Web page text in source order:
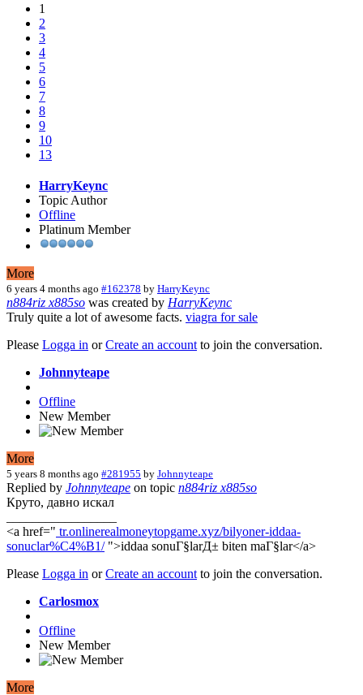
1
2
3
4
5
6
7
8
9
10
13
HarryKeync
Topic Author
Offline
Platinum Member
More
6 years 4 months ago #162378 by HarryKeync
n884riz x885so was created by HarryKeync
Truly quite a lot of awesome facts. viagra for sale
Please Logga in orCreate an account to join the conversation.
Johnnyteape
Offline
New Member
More
5 years 8 months ago #281955 by Johnnyteape
Replied by Johnnyteape on topic n884riz x885so
Круто, давно искал
<a href=" tr.onlinerealmoneytopgame.xyz/bilyoner-iddaa-
sonuclar%C4%B1/">iddaa sonuГ§larД± biten maГ§lar</a>
Please Logga in orCreate an account to join the conversation.
Carlosmox
Offline
New Member
More